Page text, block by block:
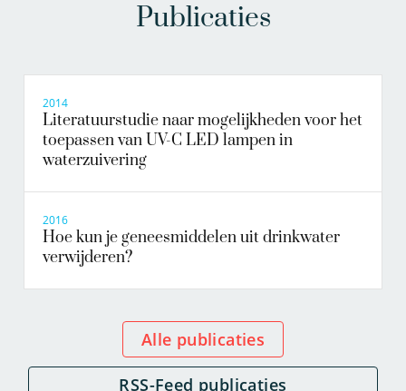
Publicaties
2014
Literatuurstudie naar mogelijkheden voor het
toepassen van UV-C LED lampen in
waterzuivering
2016
Hoe kun je geneesmiddelen uit drinkwater
verwijderen?
Alle publicaties
RSS-Feed publicaties